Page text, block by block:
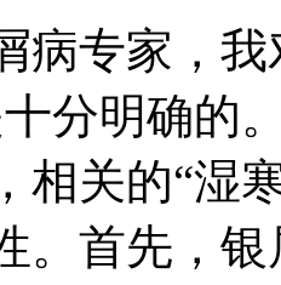
病专家，
分明确的
相关的“湿
。首先，